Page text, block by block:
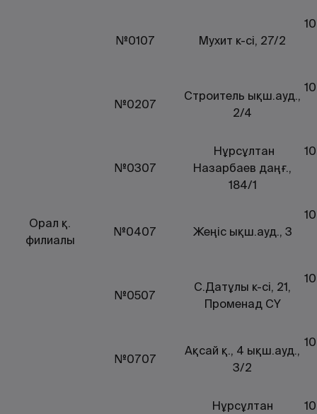
Орал қ.
филиалы
№0107 Мухит к-сі, 27/2
№0207
Строитель ықш.ауд.,
2/4
№0307
Нұрсұлтан
Назарбаев даңғ.,
184/1
№0407 Жеңіс ықш.ауд., 3
№0507
С.Датұлы к-сі, 21,
Променад СҮ
№0707
Ақсай қ., 4 ықш.ауд.,
3/2
Нұрсұлтан